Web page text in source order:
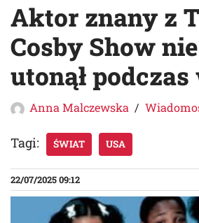
Aktor znany z
Cosby Show
utonął
Anna Malczewska
Tagi: ŚWIAT USA
22/07/2025 09:12